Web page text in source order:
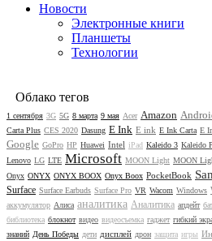
Новости
Электронные книги
Планшеты
Технологии
Облако тегов
1 сентября 3G 5G 8 марта 9 мая Acer Amazon
Carta Plus CES 2020 Dasung E Ink E ink E Ink Carta E
Google GoPro HP Huawei Intel iPad Kaleido 3 Kaleido
Lenovo LG LTE Microsoft MOON Light MOON
Onyx ONYX ONYX BOOX Onyx Boox PocketBook
Surface Surface Earbuds Surface Pro VR Wacom Windows
аккумулятор Алиса аналитика Аналитика апдейт
библиотека блокнот видео видеосъемка гаджет гибкий
знаний День Победы дети дисплей дрон защита игры